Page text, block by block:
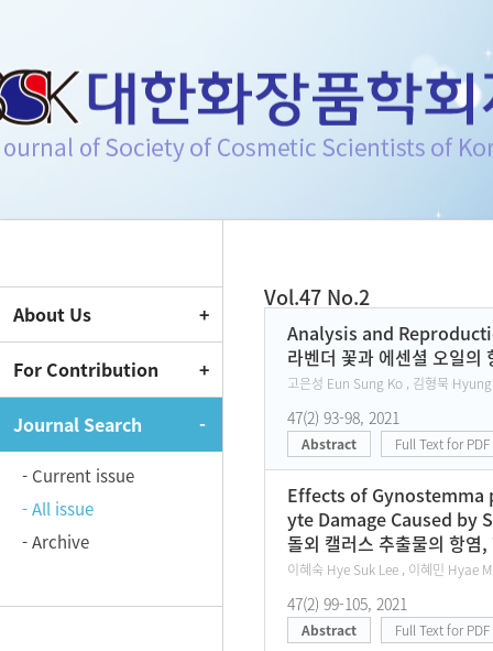
Journal of Society of
About Us
For Contribution
Journal Search
- Current issue
- All issue
- Archive
Vol.47 No.2
Analysis and
라벤더 꽃과 에센셜 오일의
고은성 Eun Sung Ko , 김형묵
47(2) 93-98, 2021
Abstract Full Text for PDF
Effects of
yte Damage Caused by
돌외 캘러스 추출물의 항
이혜숙 Hye Suk Lee , 이혜민 Hyae
47(2) 99-105, 2021
Abstract Full Text for PDF